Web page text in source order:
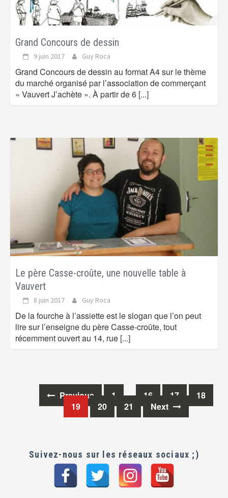
Grand Concours de dessin
9 juin 2017 Guy Roca
Grand Concours de dessin au format A4 sur le thème
du marché organisé par l’association de commerçant
« Vauvert J’achète ». À partir de 6 [...]
Le père Casse-croûte, une nouvelle table à
Vauvert
8 juin 2017 Guy Roca
De la fourche à l’assiette est le slogan que l’on peut
lire sur l’enseigne du père Casse-croûte, tout
récemment ouvert au 14, rue [...]
Previous 1 … 16 17
18
19
20 21 Next
Suivez-nous sur les réseaux sociaux ;)